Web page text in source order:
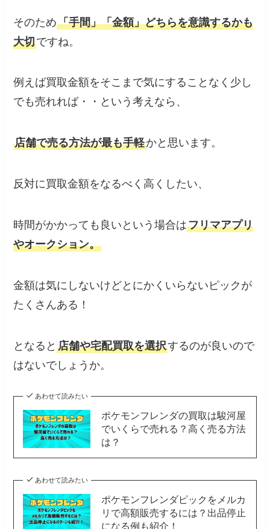
そのため「手間」「金額」どちらを意識するかも
大切ですね。
例えば買取金額をそこまで気にすることなく少し
でも売れれば・・という考えなら、
店舗で売る方法が最も手軽かと思います。
反対に買取金額をなるべく高くしたい、
時間がかかっても良いという場合はフリマアプリ
やオークション。
金額は気にしないけどとにかくいらないピックが
たくさんある！
となると店舗や宅配買取を選択するのが良いので
はないでしょうか。
あわせて読みたい
ポケモンフレンダの買取は駿河屋
でいくらで売れる？高く売る方法
は？
あわせて読みたい
ポケモンフレンダピックをメルカ
リで高額販売するには？出品停止
になる例も紹介！